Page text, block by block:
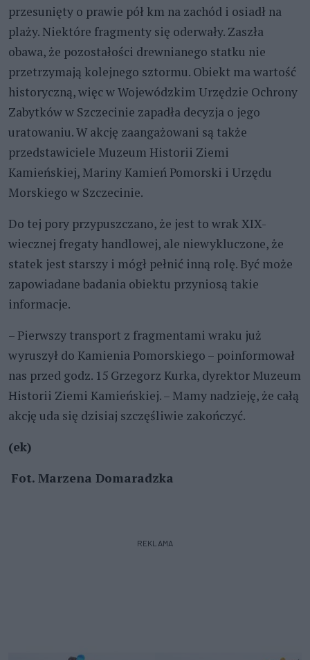
przesunięty o prawie pół km na zachód i osiadł na
plaży. Niektóre fragmenty się oderwały. Zaszła
obawa, że pozostałości drewnianego statku nie
przetrzymają kolejnego sztormu. Obiekt ma wartość
historyczną, więc w Wojewódzkim Urzędzie Ochrony
Zabytków w Szczecinie zapadła decyzja o jego
uratowaniu. W akcję zaangażowani są także
przedstawiciele Muzeum Historii Ziemi
Kamieńskiej, Mariny Kamień Pomorski i Urzędu
Morskiego w Szczecinie.
Do tej pory przypuszczano, że jest to wrak XIX-
wiecznej fregaty handlowej, ale niewykluczone, że
statek jest starszy i mógł pełnić inną rolę. Być może
zapowiadane badania obiektu przyniosą takie
informacje.
– Pierwszy transport z fragmentami wraku już
wyruszył do Kamienia Pomorskiego – poinformował
nas przed godz. 15 Grzegorz Kurka, dyrektor Muzeum
Historii Ziemi Kamieńskiej. – Mamy nadzieję, że całą
akcję uda się dzisiaj szczęśliwie zakończyć.
(ek)
Fot. Marzena Domaradzka
REKLAMA